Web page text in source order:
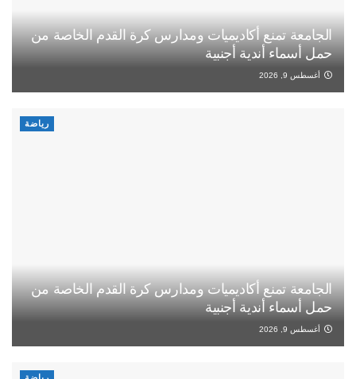
الجامعة تمنع أكاديميات ومدارس كرة القدم الخاصة من
حمل أسماء أندية أجنبية
أغسطس 9, 2026
رياضة
الجامعة تمنع أكاديميات ومدارس كرة القدم الخاصة من
حمل أسماء أندية أجنبية
أغسطس 9, 2026